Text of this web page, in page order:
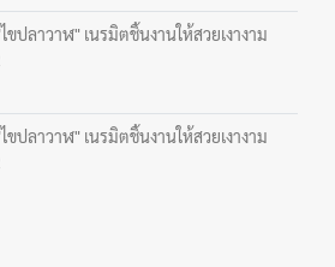
ขปลาวาฬ" เนรมิตชิ้นงานให้สวยเงางาม
ขปลาวาฬ" เนรมิตชิ้นงานให้สวยเงางาม